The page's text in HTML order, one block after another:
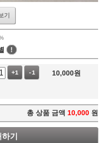
기
!
+1 -1 10,000원
총 상품 금액 10,000 원
기